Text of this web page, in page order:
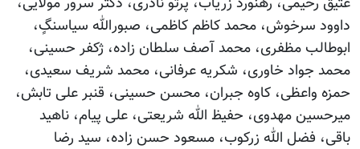
داوود سرخوش، محمد کاظم کاظمی، صبورالله سیاسنگٍ،
ابوطالب مظفری، محمد آصف سلطان زاده، ژکفر حسینی،
محمد جواد خاوری، شکریه عرفانی، محمد شریف سعیدی،
حمزه واعظی، کاوه جبران، محسن حسینی، قنبر علی تابش،
میرحسین مهدوی، حفیظ الله شریعتی، علی پیام، ناهید
باقی، فضل الله زرکوب، مسعود حسن زاده، سید رضا